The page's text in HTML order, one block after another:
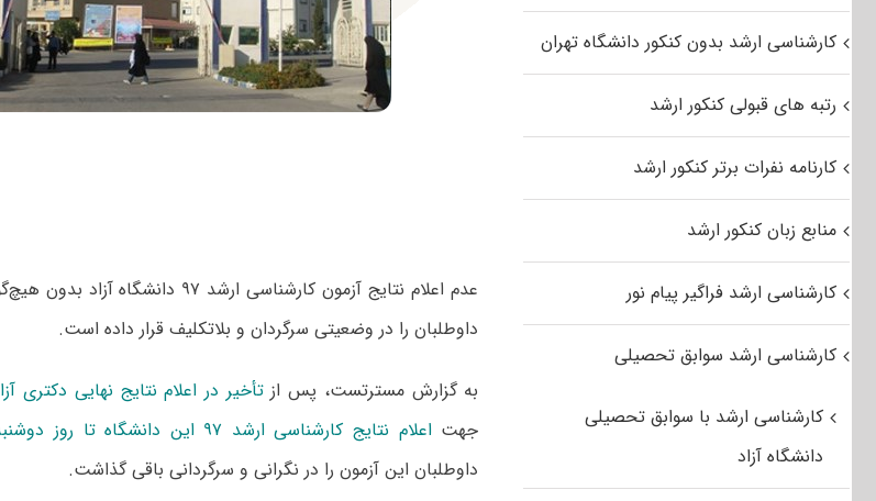
عدم اعلام نتایج آزمون کارشناسی ارشد
داوطلبان را در وضعیتی سرگردان و بلاتکلیف قرار داده است.
به گزارش مسترتست، پس ازتأخیر در اعلام نتایج نهایی دکتری آزاد
جهتاعلام نتایج کارشناسی ارشد ۹۷ این دانشگاه تا روز دوشنبه ۱۹ شهریورماه
داوطلبان این آزمون را در نگرانی و سرگردانی باقی گذاشت.
کارشناسی ارشد بدون کنکور دانشگاه تهران
رتبه های قبولی کنکور ارشد
کارنامه نفرات برتر کنکور ارشد
منابع زبان کنکور ارشد
کارشناسی ارشد فراگیر پیام نور
کارشناسی ارشد سوابق تحصیلی
کارشناسی ارشد با سوابق تحصیلی
دانشگاه آزاد